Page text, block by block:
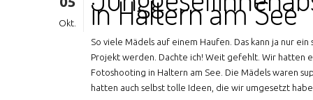
Okt. in Haltern am See
So viele Mädels auf einem Haufen. Das kann ja nur ein
Projekt werden. Dachte ich! Weit gefehlt. Wir hatten
Fotoshooting in Haltern am See. Die Mädels waren
hatten auch selbst tolle Ideen, die wir umgesetzt